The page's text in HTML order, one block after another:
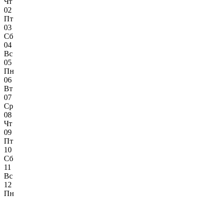
02
Пт
03
Сб
04
Вс
05
Пн
06
Вт
07
Ср
08
Чт
09
Пт
10
Сб
11
Вс
12
Пн